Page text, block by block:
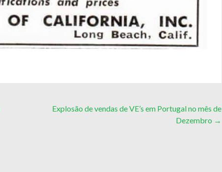
Explosão de vendas de VE’s em Portugal no mês de
Dezembro →